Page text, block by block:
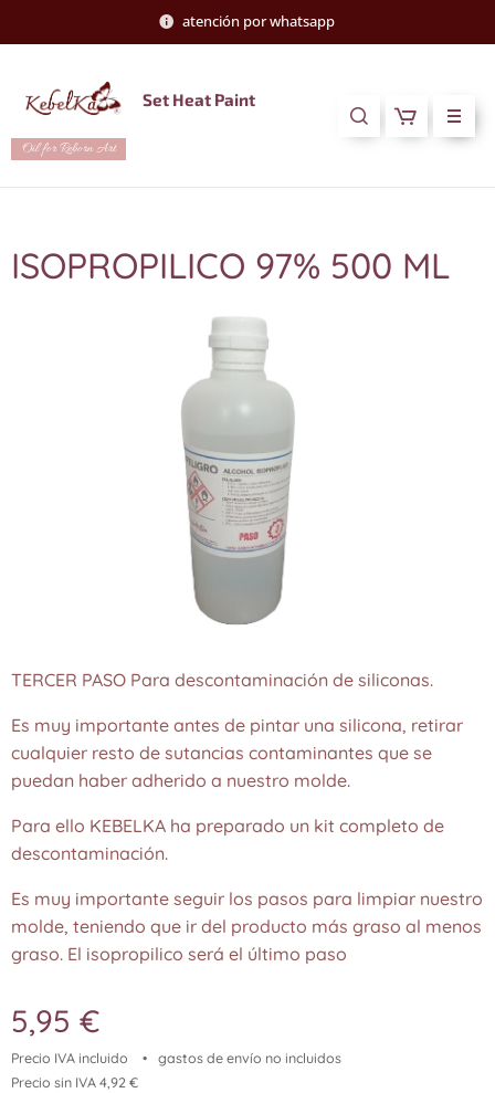
atención por whatsapp
Set Heat Paint
Oil for Reborn Art
ISOPROPILICO 97% 500 ML
TERCER PASO Para descontaminación de siliconas.
Es muy importante antes de pintar una silicona, retirar
cualquier resto de sutancias contaminantes que se
puedan haber adherido a nuestro molde.
Para ello KEBELKA ha preparado un kit completo de
descontaminación.
Es muy importante seguir los pasos para limpiar nuestro
molde, teniendo que ir del producto más graso al menos
graso. El isopropilico será el último paso
5,95 €
Precio IVA incluido
gastos de envío no incluidos
Precio sin IVA 4,92 €